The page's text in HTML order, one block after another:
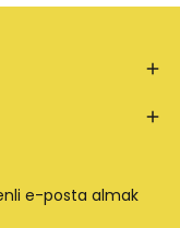
e-posta almak